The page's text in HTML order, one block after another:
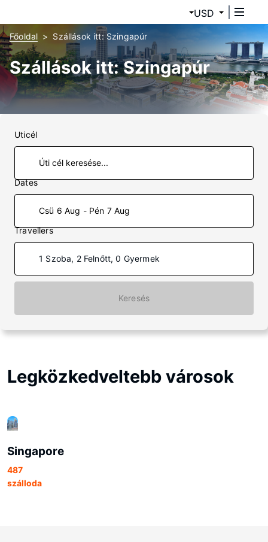
USD
Főoldal Szállások itt: Szingapúr
Szállások itt: Szingapúr
Uticél
Dates
Csü 6 Aug - Pén 7 Aug
Travellers
1 Szoba, 2 Felnőtt, 0 Gyermek
Keresés
Legközkedveltebb városok
Singapore
487
szálloda